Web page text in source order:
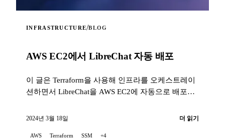
INFRASTRUCTURE/BLOG
AWS EC2에서 LibreChat 자동 배포
이 글은 Terraform을 사용해 인프라를 오케스트레이
션하면서 LibreChat을 AWS EC2에 자동으로 배포하
2024년 3월 18일 더 읽기
AWS Terraform SSM +4